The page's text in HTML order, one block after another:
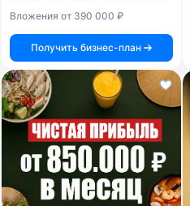
Вложения от 390 000 ₽
Получить бизнес-план